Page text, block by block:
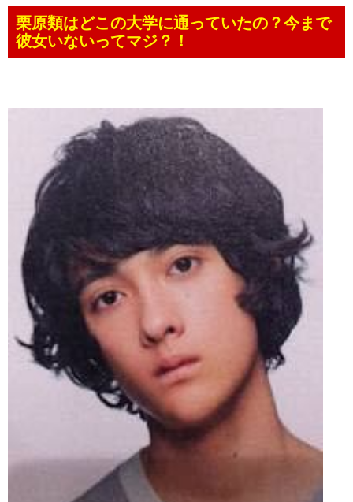
栗原類はどこの大学に通っていたの？今まで
彼女いないってマジ？！